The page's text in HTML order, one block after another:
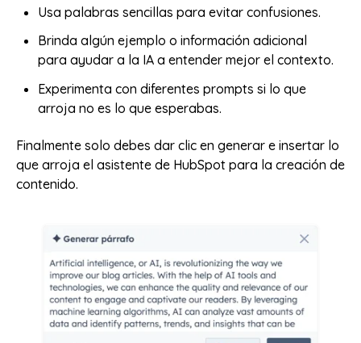
Usa palabras sencillas para evitar confusiones.
Brinda algún ejemplo o información adicional
para ayudar a la IA a entender mejor el contexto.
Experimenta con diferentes prompts si lo que
arroja no es lo que esperabas.
Finalmente solo debes dar clic en generar e insertar lo
que arroja el asistente de HubSpot para la creación de
contenido.